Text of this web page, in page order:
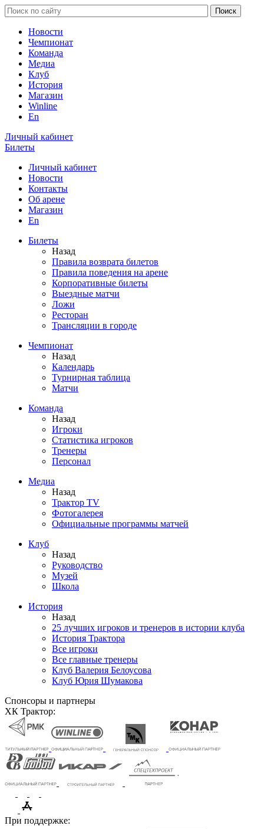
Новости
Чемпионат
Команда
Медиа
Клуб
История
Магазин
Winline
En
Личный кабинет
Билеты
Личный кабинет
Новости
Контакты
Об арене
Магазин
En
Билеты
Назад
Правила возврата билетов
Правила поведения на арене
Корпоративные билеты
Выездные матчи
Ложи
Ресторан
Трансляции в городе
Чемпионат
Назад
Календарь
Турнирная таблица
Матчи
Команда
Назад
Игроки
Статистика игроков
Тренеры
Персонал
Медиа
Назад
Трактор TV
Фотогалерея
Официальные программы матчей
Клуб
Назад
Руководство
Музей
Школа
История
Назад
25 лучших игроков и тренеров в истории клуба
История Трактора
Все игроки
Все главные тренеры
Клуб Валерия Белоусова
Клуб Юрия Шумакова
Спонсоры и партнеры
ХК Трактор:
При поддержке: